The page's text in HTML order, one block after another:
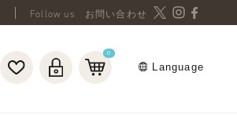
お問い合わせ
0
Language